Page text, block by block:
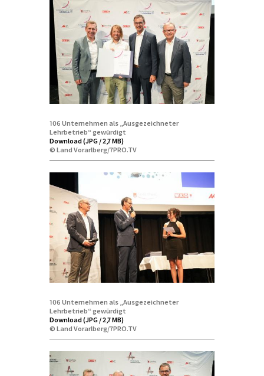
106 Unternehmen als „Ausgezeichneter
Lehrbetrieb“ gewürdigt
Download (JPG / 2,7 MB)
© Land Vorarlberg/7PRO.TV
106 Unternehmen als „Ausgezeichneter
Lehrbetrieb“ gewürdigt
Download (JPG / 2,7 MB)
© Land Vorarlberg/7PRO.TV